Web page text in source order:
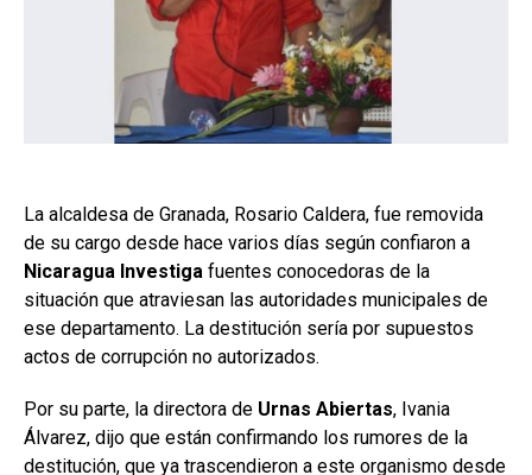
La alcaldesa de Granada, Rosario Caldera, fue removida
de su cargo desde hace varios días según confiaron a
Nicaragua Investiga fuentes conocedoras de la
situación que atraviesan las autoridades municipales de
ese departamento. La destitución sería por supuestos
actos de corrupción no autorizados.
Por su parte, la directora de Urnas Abiertas, Ivania
Álvarez, dijo que están confirmando los rumores de la
destitución, que ya trascendieron a este organismo desde